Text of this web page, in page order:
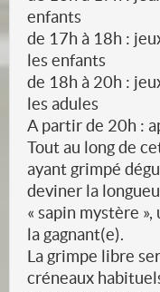
enfants
de 17h à 18h :
les enfants
de 18h à 20h :
les adules
A partir de 20h :
Tout au long de
ayant grimpé
deviner la
« sapin mystère
la gagnant(e).
La grimpe libre
créneaux